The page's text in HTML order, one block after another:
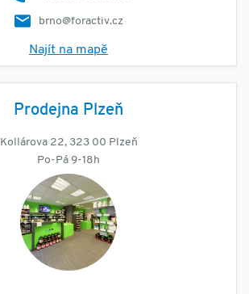
brno@foractiv.cz
Najít na mapě
Prodejna Plzeň
Kollárova 22, 323 00 Plzeň
Po-Pá 9-18h